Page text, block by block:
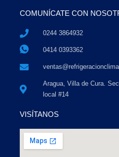
COMUNÍCATE CON
0244 3864932
0414 0393362
Aragua, Villa de Cura.
local #14
VISÍTANOS